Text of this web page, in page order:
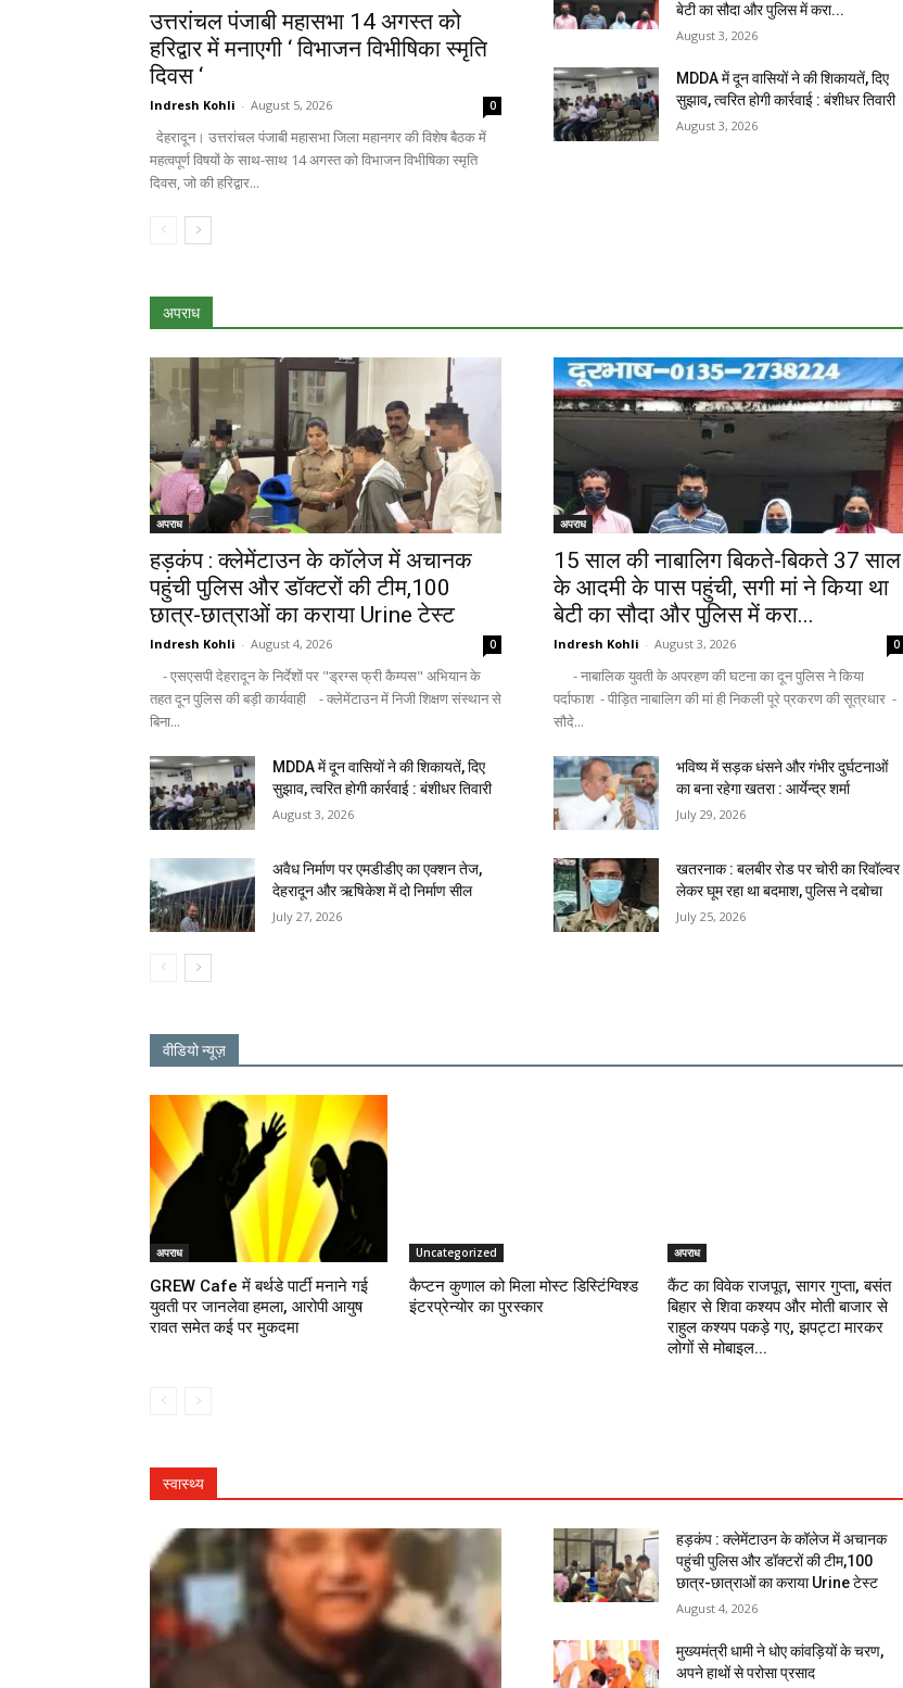
उत्तरांचल पंजाबी महासभा 14 अगस्त को
हरिद्वार में मनाएगी ‘ विभाजन विभीषिका स्मृति
दिवस ‘
Indresh Kohli - August 5, 2026 0
देहरादून। उत्तरांचल पंजाबी महासभा जिला महानगर की विशेष बैठक में
महत्वपूर्ण विषयों के साथ-साथ 14 अगस्त को विभाजन विभीषिका स्मृति
दिवस, जो की हरिद्वार...
बेटी का सौदा और पुलिस में करा...
August 3, 2026
MDDA में दून वासियों ने की शिकायतें, दिए
सुझाव, त्वरित होगी कार्रवाई : बंशीधर तिवारी
August 3, 2026
अपराध
अपराध
हड़कंप : क्लेमेंटाउन के कॉलेज में अचानक
पहुंची पुलिस और डॉक्टरों की टीम,100
छात्र-छात्राओं का कराया Urine टेस्ट
Indresh Kohli - August 4, 2026 0
- एसएसपी देहरादून के निर्देशों पर "ड्रग्स फ्री कैम्पस" अभियान के
तहत दून पुलिस की बड़ी कार्यवाही - क्लेमेंटाउन में निजी शिक्षण संस्थान से
बिना...
अपराध
15 साल की नाबालिग बिकते-बिकते 37 साल
के आदमी के पास पहुंची, सगी मां ने किया था
बेटी का सौदा और पुलिस में करा...
Indresh Kohli - August 3, 2026 0
- नाबालिक युवती के अपरहण की घटना का दून पुलिस ने किया
पर्दाफाश - पीड़ित नाबालिग की मां ही निकली पूरे प्रकरण की सूत्रधार -
सौदे...
MDDA में दून वासियों ने की शिकायतें, दिए
सुझाव, त्वरित होगी कार्रवाई : बंशीधर तिवारी
August 3, 2026
भविष्य में सड़क धंसने और गंभीर दुर्घटनाओं
का बना रहेगा खतरा : आर्येन्द्र शर्मा
July 29, 2026
अवैध निर्माण पर एमडीडीए का एक्शन तेज,
देहरादून और ऋषिकेश में दो निर्माण सील
July 27, 2026
खतरनाक : बलबीर रोड पर चोरी का रिवॉल्वर
लेकर घूम रहा था बदमाश, पुलिस ने दबोचा
July 25, 2026
वीडियो न्यूज़
अपराध
GREW Cafe में बर्थडे पार्टी मनाने गई
युवती पर जानलेवा हमला, आरोपी आयुष
रावत समेत कई पर मुकदमा
Uncategorized
कैप्टन कुणाल को मिला मोस्ट डिस्टिंग्विश्ड
इंटरप्रेन्योर का पुरस्कार
अपराध
कैंट का विवेक राजपूत, सागर गुप्ता, बसंत
बिहार से शिवा कश्यप और मोती बाजार से
राहुल कश्यप पकड़े गए, झपट्टा मारकर
लोगों से मोबाइल...
स्वास्थ्य
हड़कंप : क्लेमेंटाउन के कॉलेज में अचानक
पहुंची पुलिस और डॉक्टरों की टीम,100
छात्र-छात्राओं का कराया Urine टेस्ट
August 4, 2026
मुख्यमंत्री धामी ने धोए कांवड़ियों के चरण,
अपने हाथों से परोसा प्रसाद